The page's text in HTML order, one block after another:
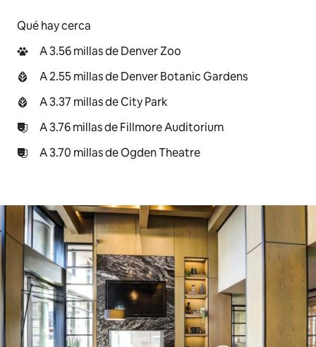
Qué hay cerca
A 3.56 millas de Denver Zoo
A 2.55 millas de Denver Botanic Gardens
A 3.37 millas de City Park
A 3.76 millas de Fillmore Auditorium
A 3.70 millas de Ogden Theatre